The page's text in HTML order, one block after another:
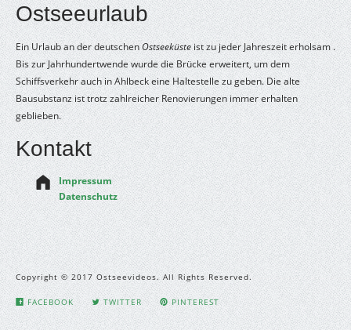
Ostseeurlaub
Ein Urlaub an der deutschenOstseeküsteist zu jeder Jahreszeit erholsam .
Bis zur Jahrhundertwende wurde die Brücke erweitert, um dem
Schiffsverkehr auch in Ahlbeck eine Haltestelle zu geben. Die alte
Bausubstanz ist trotz zahlreicher Renovierungen immer erhalten
geblieben.
Kontakt
Impressum
Datenschutz
Copyright © 2017 Ostseevideos. All Rights Reserved.
FACEBOOK TWITTER PINTEREST